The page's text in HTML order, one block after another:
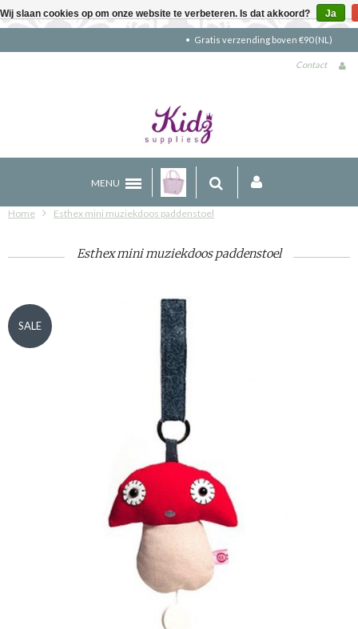
Gratis verzending boven €90 (NL)
Contact
MENU
Home Esthex mini muziekdoos paddenstoel
Esthex mini muziekdoos paddenstoel
SALE
Wij slaan cookies op om onze website te verbeteren. Is dat akkoord? Ja